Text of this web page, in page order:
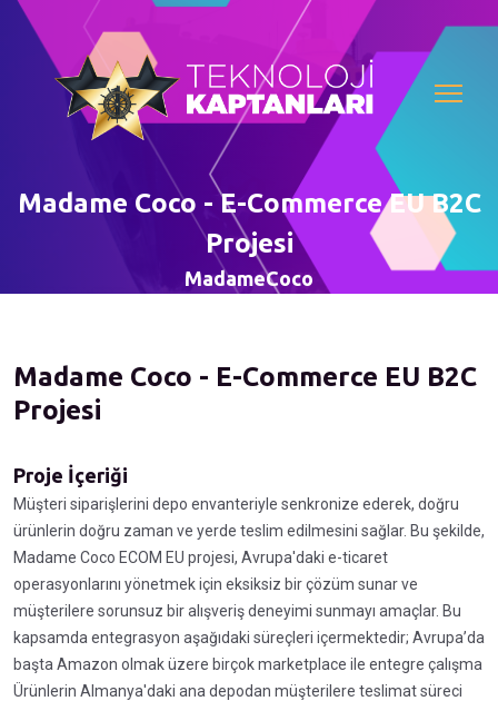
Madame Coco - E-Commerce EU B2C
Projesi
MadameCoco
Madame Coco - E-Commerce EU B2C
Projesi
Proje İçeriği
Müşteri siparişlerini depo envanteriyle senkronize ederek, doğru
ürünlerin doğru zaman ve yerde teslim edilmesini sağlar. Bu şekilde,
Madame Coco ECOM EU projesi, Avrupa'daki e-ticaret
operasyonlarını yönetmek için eksiksiz bir çözüm sunar ve
müşterilere sorunsuz bir alışveriş deneyimi sunmayı amaçlar. Bu
kapsamda entegrasyon aşağıdaki süreçleri içermektedir; Avrupa’da
başta Amazon olmak üzere birçok marketplace ile entegre çalışma
Ürünlerin Almanya'daki ana depodan müşterilere teslimat süreci